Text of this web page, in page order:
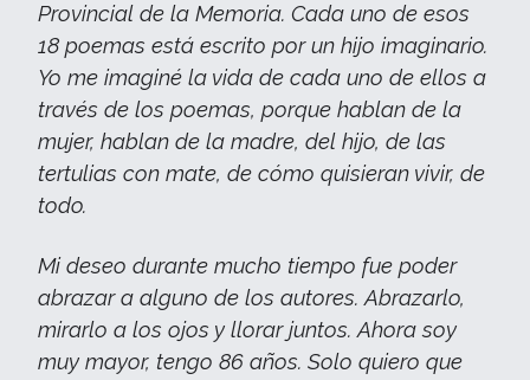
Provincial de la Memoria. Cada uno de esos
18 poemas está escrito por un hijo imaginario.
Yo me imaginé la vida de cada uno de ellos a
través de los poemas, porque hablan de la
mujer, hablan de la madre, del hijo, de las
tertulias con mate, de cómo quisieran vivir, de
todo.
Mi deseo durante mucho tiempo fue poder
abrazar a alguno de los autores. Abrazarlo,
mirarlo a los ojos y llorar juntos. Ahora soy
muy mayor, tengo 86 años. Solo quiero que